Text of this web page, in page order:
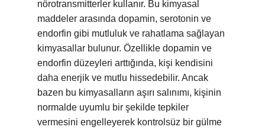
nörotransmitterler kullanır. Bu kimyasal
maddeler arasında dopamin, serotonin ve
endorfin gibi mutluluk ve rahatlama sağlayan
kimyasallar bulunur. Özellikle dopamin ve
endorfin düzeyleri arttığında, kişi kendisini
daha enerjik ve mutlu hissedebilir. Ancak
bazen bu kimyasalların aşırı salınımı, kişinin
normalde uyumlu bir şekilde tepkiler
vermesini engelleyerek kontrolsüz bir gülme